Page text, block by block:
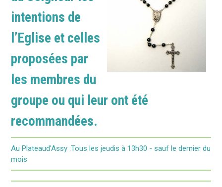
intentions de
l’Eglise et celles
proposées par
les membres du
groupe ou qui leur ont été
recommandées.
Au Plateaud'Assy :Tous les jeudis à 13h30 - sauf le dernier du
mois